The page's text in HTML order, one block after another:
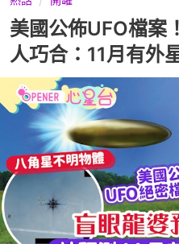
美國公佈UFO檔案
人巧合：11月有外